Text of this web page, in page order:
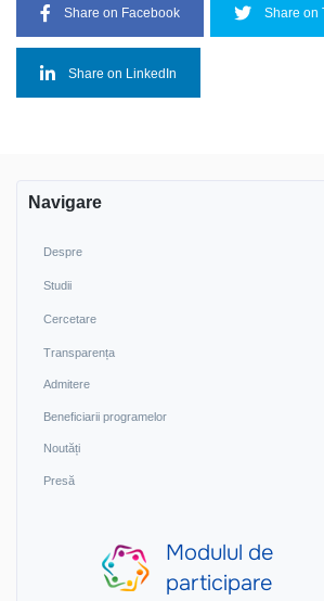
Share on Facebook Share on
Share on LinkedIn
Navigare
Despre
Studii
Cercetare
Transparența
Admitere
Beneficiarii programelor
Noutăți
Presă